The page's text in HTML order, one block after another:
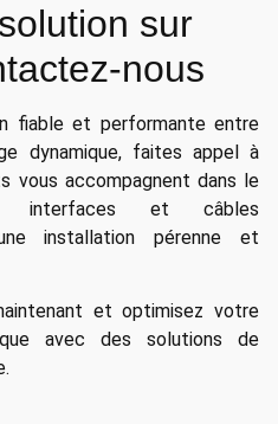
sur
nous
fiable et performante entre
dynamique, faites appel à
vous accompagnent dans le
interfaces et câbles
installation pérenne et
et optimisez votre
avec des solutions de